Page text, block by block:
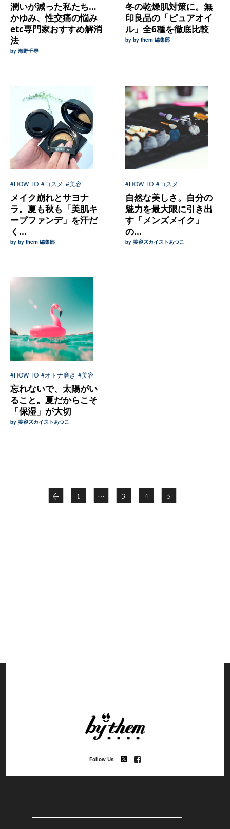
潤いが減った私たち…
かゆみ、性交痛の悩み
etc専門家おすすめ解消
法
by 海野千尋
冬の乾燥肌対策に。無
印良品の「ピュアオイ
ル」全6種を徹底比較
by by them 編集部
#HOW TO #コスメ #美容
メイク崩れとサヨナ
ラ。夏も秋も「美肌キ
ープファンデ」を汗だ
く...
by by them 編集部
#HOW TO #コスメ
自然な美しさ。自分の
魅力を最大限に引き出
す「メンズメイク」
の...
by 美容ズカイストあつこ
#HOW TO #オトナ磨き #美容
忘れないで、太陽がい
ること。夏だからこそ
「保湿」が大切
by 美容ズカイストあつこ
← 1 … 3 4 5
Follow Us